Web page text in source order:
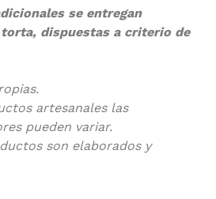
se entregan
dispuestas a criterio de
artesanales las
pueden variar.
son elaborados y